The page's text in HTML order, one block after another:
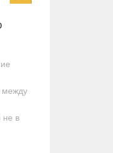
между
не в